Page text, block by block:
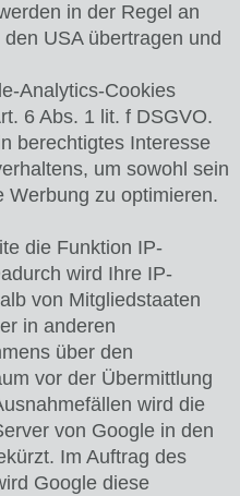
in der Regel an
USA übertragen und
Analytics-Cookies
6 Abs. 1 lit. f DSGVO.
berechtigtes Interesse
um sowohl sein
Werbung zu optimieren.
die Funktion IP-
wird Ihre IP-
von Mitgliedstaaten
in anderen
über den
vor der Übermittlung
wird die
von Google in den
Im Auftrag des
Google diese